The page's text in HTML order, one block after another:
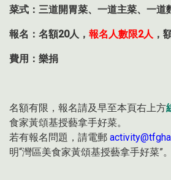
菜式：三道開胃菜、一道主菜、一道
報名：名額20人， 報名人數限2人 ，
費用：樂捐
名額有限，報名請及早至本頁右上方
食家黃頌基授藝拿手好菜。
若有報名問題，請電郵
明“灣區美食家黃頌基授藝拿手好菜”。